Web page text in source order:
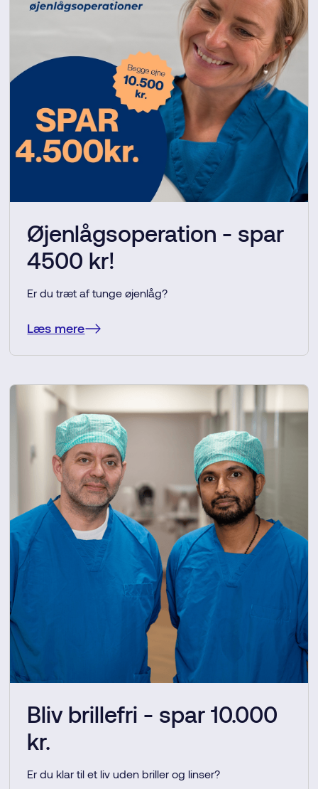
Øjenlågsoperation - spar
4500 kr!
Er du træt af tunge øjenlåg?
Læs mere
Bliv brillefri - spar 10.000
kr.
Er du klar til et liv uden briller og linser?